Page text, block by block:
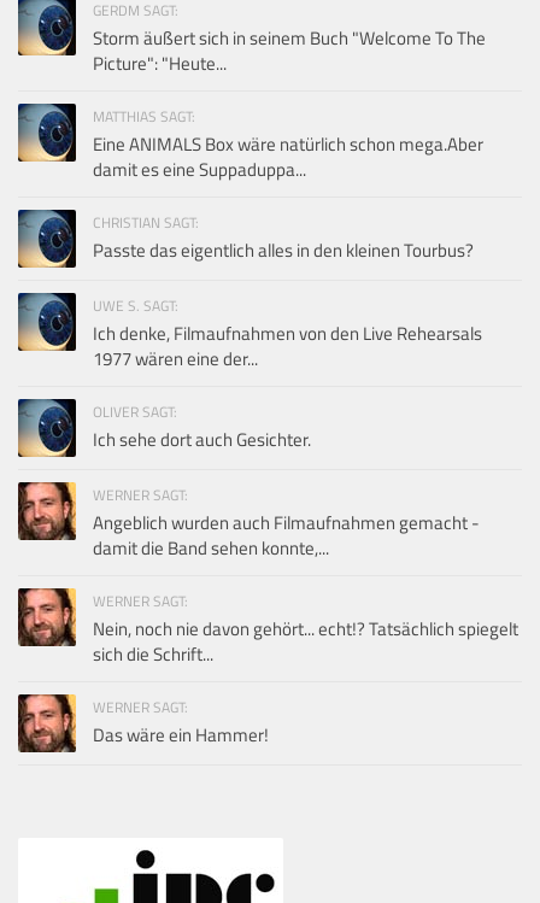
GERDM SAGT:
Storm äußert sich in seinem Buch "Welcome To The
Picture": "Heute...
MATTHIAS SAGT:
Eine ANIMALS Box wäre natürlich schon mega.Aber
damit es eine Suppaduppa...
CHRISTIAN SAGT:
Passte das eigentlich alles in den kleinen Tourbus?
UWE S. SAGT:
Ich denke, Filmaufnahmen von den Live Rehearsals
1977 wären eine der...
OLIVER SAGT:
Ich sehe dort auch Gesichter.
WERNER SAGT:
Angeblich wurden auch Filmaufnahmen gemacht -
damit die Band sehen konnte,...
WERNER SAGT:
Nein, noch nie davon gehört... echt!? Tatsächlich spiegelt
sich die Schrift...
WERNER SAGT:
Das wäre ein Hammer!